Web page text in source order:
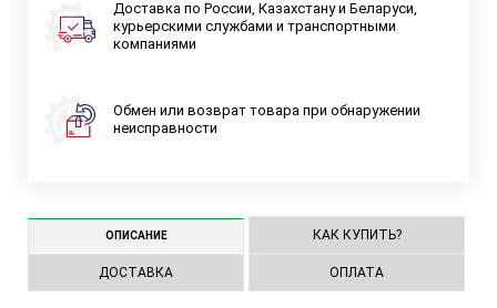
Доставка по России, Казахстану и Беларуси,
курьерскими службами и транспортными
компаниями
Обмен или возврат товара при обнаружении
неисправности
ОПИСАНИЕ КАК КУПИТЬ?
ДОСТАВКА ОПЛАТА